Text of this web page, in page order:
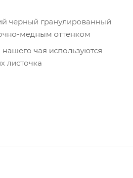
черный гранулированный
медным оттенком
чая используются
листочка